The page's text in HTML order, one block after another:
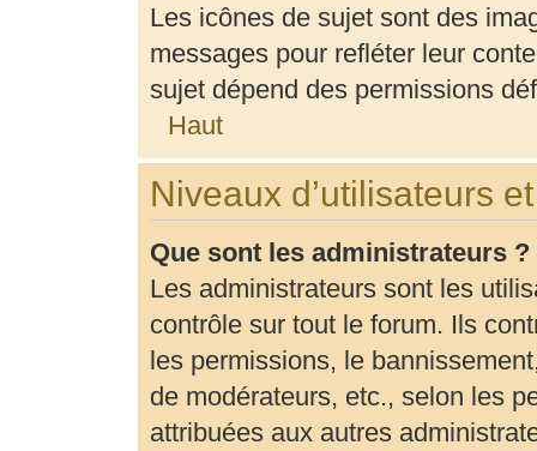
Les icônes de sujet sont des
messages pour refléter leur
sujet dépend des permissions
Haut
Niveaux d’utilisateurs
Que sont les administrateurs ?
Les administrateurs sont les
contrôle sur tout le forum. Ils
les permissions, le
de modérateurs, etc., selon les
attribuées aux autres